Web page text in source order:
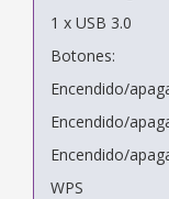
1 x USB 3.0
Botones:
Encendido/
Encendido/
Encendido/
WPS